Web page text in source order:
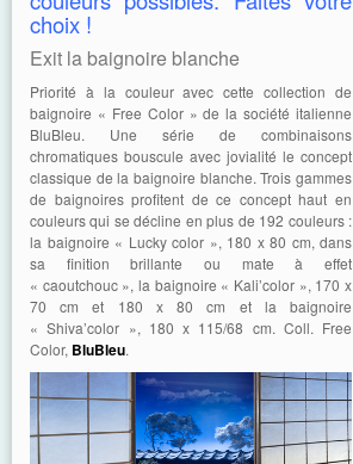
choix !
Exit la baignoire blanche
Priorité à la couleur avec cette collection de
baignoire « Free Color » de la société italienne
BluBleu. Une série de combinaisons
chromatiques bouscule avec jovialité le concept
classique de la baignoire blanche. Trois gammes
de baignoires profitent de ce concept haut en
couleurs qui se décline en plus de 192 couleurs :
la baignoire « Lucky color », 180 x 80 cm, dans
sa finition brillante ou mate à effet
« caoutchouc », la baignoire « Kali’color », 170 x
70 cm et 180 x 80 cm et la baignoire
« Shiva’color », 180 x 115/68 cm. Coll. Free
Color, BluBleu.